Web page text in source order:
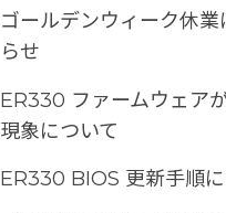
ゴールデンウィーク休
らせ
ER330 ファームウェア
現象について
ER330 BIOS 更新手順